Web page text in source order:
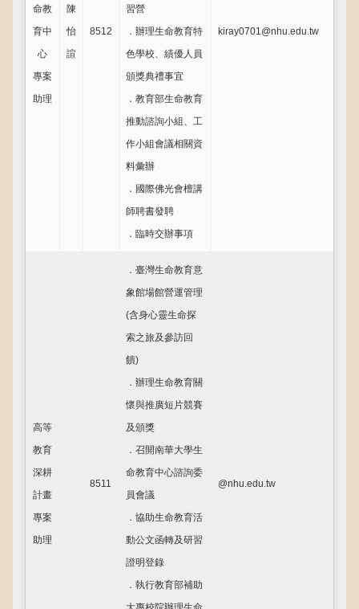
命教
育中
心
專案
助理
陳
怡
諠
8512
習營
．辦理生命教育特
色學校、績優人員
頒獎典禮事宜
．教育部生命教育
推動諮詢小組、工
作小組會議相關資
料彙辦
．國際佛光會檀講
師聘書發聘
．臨時交辦事項
kiray0701@nhu.edu.tw
高等
教育
深耕
計畫
專案
助理
8511
．臺灣生命教育意
象館場館營運管理
(含身心靈生命探
索之旅及參訪回
饋)
．辦理生命教育關
懷與推廣短片競賽
及頒獎
．召開南華大學生
命教育中心諮詢委
員會議
．協助生命教育活
動公文函轉及研習
證明登錄
．執行教育部補助
@nhu.edu.tw